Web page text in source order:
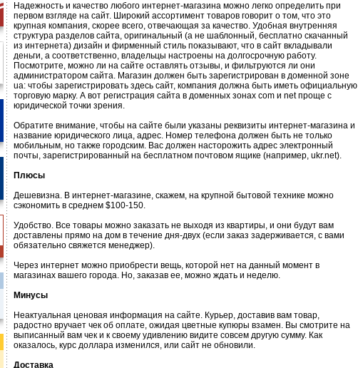
Надежность и качество любого интернет-магазина можно легко определить при
первом взгляде на сайт. Широкий ассортимент товаров говорит о том, что это
крупная компания, скорее всего, отвечающая за качество. Удобная внутренняя
структура разделов сайта, оригинальный (а не шаблонный, бесплатно скачанный
из интернета) дизайн и фирменный стиль показывают, что в сайт вкладывали
деньги, а соответственно, владельцы настроены на долгосрочную работу.
Посмотрите, можно ли на сайте оставлять отзывы, и фильтруются ли они
администратором сайта. Магазин должен быть зарегистрирован в доменной зоне
ua: чтобы зарегистрировать здесь сайт, компания должна быть иметь официальную
торговую марку. А вот регистрация сайта в доменных зонах com и net проще с
юридической точки зрения.
Обратите внимание, чтобы на сайте были указаны реквизиты интернет-магазина и
название юридического лица, адрес. Номер телефона должен быть не только
мобильным, но также городским. Вас должен насторожить адрес электронный
почты, зарегистрированный на бесплатном почтовом ящике (например, ukr.net).
Плюсы
Дешевизна. В интернет-магазине, скажем, на крупной бытовой технике можно
сэкономить в среднем $100-150.
Удобство. Все товары можно заказать не выходя из квартиры, и они будут вам
доставлены прямо на дом в течение дня-двух (если заказ задерживается, с вами
обязательно свяжется менеджер).
Через интернет можно приобрести вещь, которой нет на данный момент в
магазинах вашего города. Но, заказав ее, можно ждать и неделю.
Минусы
Неактуальная ценовая информация на сайте. Курьер, доставив вам товар,
радостно вручает чек об оплате, ожидая цветные купюры взамен. Вы смотрите на
выписанный вам чек и к своему удивлению видите совсем другую сумму. Как
оказалось, курс доллара изменился, или сайт не обновили.
Доставка